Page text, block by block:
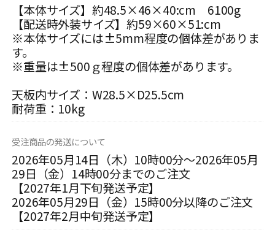
【本体サイズ】約48.5×46×40:cm 6100g
【配送時外装サイズ】約59×60×51:cm
※本体サイズには±5mm程度の個体差がありま
す。
※重量は±500ｇ程度の個体差があります。
天板内サイズ：W28.5×D25.5cm
耐荷重：10kg
受注商品の発送について
2026年05月14日（木）10時00分～2026年05月
29日（金）14時00分までのご注文
【2027年1月下旬発送予定】
2026年05月29日（金）15時00分以降のご注文
【2027年2月中旬発送予定】